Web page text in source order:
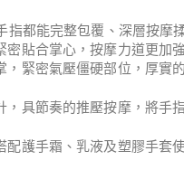
指都能完整包覆、深層按摩
貼合掌心，按摩力道更加強
，緊密氣壓僵硬部位，厚實
，具節奏的推壓按摩，將手
配護手霜、乳液及塑膠手套